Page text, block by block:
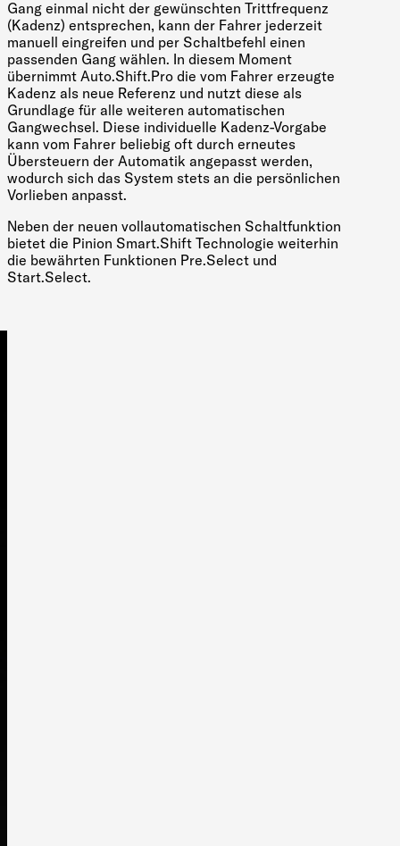
Gang einmal nicht der gewünschten Trittfrequenz
(Kadenz) entsprechen, kann der Fahrer jederzeit
manuell eingreifen und per Schaltbefehl einen
passenden Gang wählen. In diesem Moment
übernimmt Auto.Shift.Pro die vom Fahrer erzeugte
Kadenz als neue Referenz und nutzt diese als
Grundlage für alle weiteren automatischen
Gangwechsel. Diese individuelle Kadenz-Vorgabe
kann vom Fahrer beliebig oft durch erneutes
Übersteuern der Automatik angepasst werden,
wodurch sich das System stets an die persönlichen
Vorlieben anpasst.
Neben der neuen vollautomatischen Schaltfunktion
bietet die Pinion Smart.Shift Technologie weiterhin
die bewährten Funktionen Pre.Select und
Start.Select.